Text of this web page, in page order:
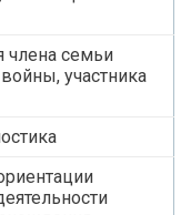
члена семьи
участника